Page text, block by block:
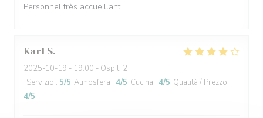
Personnel très accueillant
Karl S
2025-10-19 - 19:00 - Ospiti 2
Servizio : 5/5 Atmosfera : 4/5 Cucina : 4/5 Qualità / Prezzo :
4/5